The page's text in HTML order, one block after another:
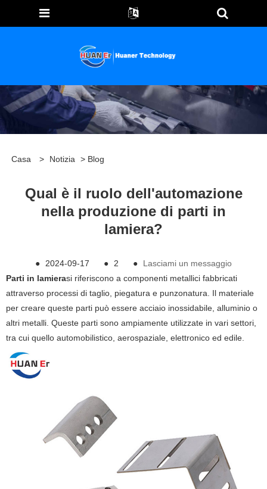
Casa > Notizia > Blog
Qual è il ruolo dell'automazione
nella produzione di parti in
lamiera?
● 2024-09-17 ● 2 ●
Lasciami un messaggio
Parti in lamierasi riferiscono a componenti metallici fabbricati
attraverso processi di taglio, piegatura e punzonatura. Il materiale
per creare queste parti può essere acciaio inossidabile, alluminio o
altri metalli. Queste parti sono ampiamente utilizzate in vari settori,
tra cui quello automobilistico, aerospaziale, elettronico ed edile.